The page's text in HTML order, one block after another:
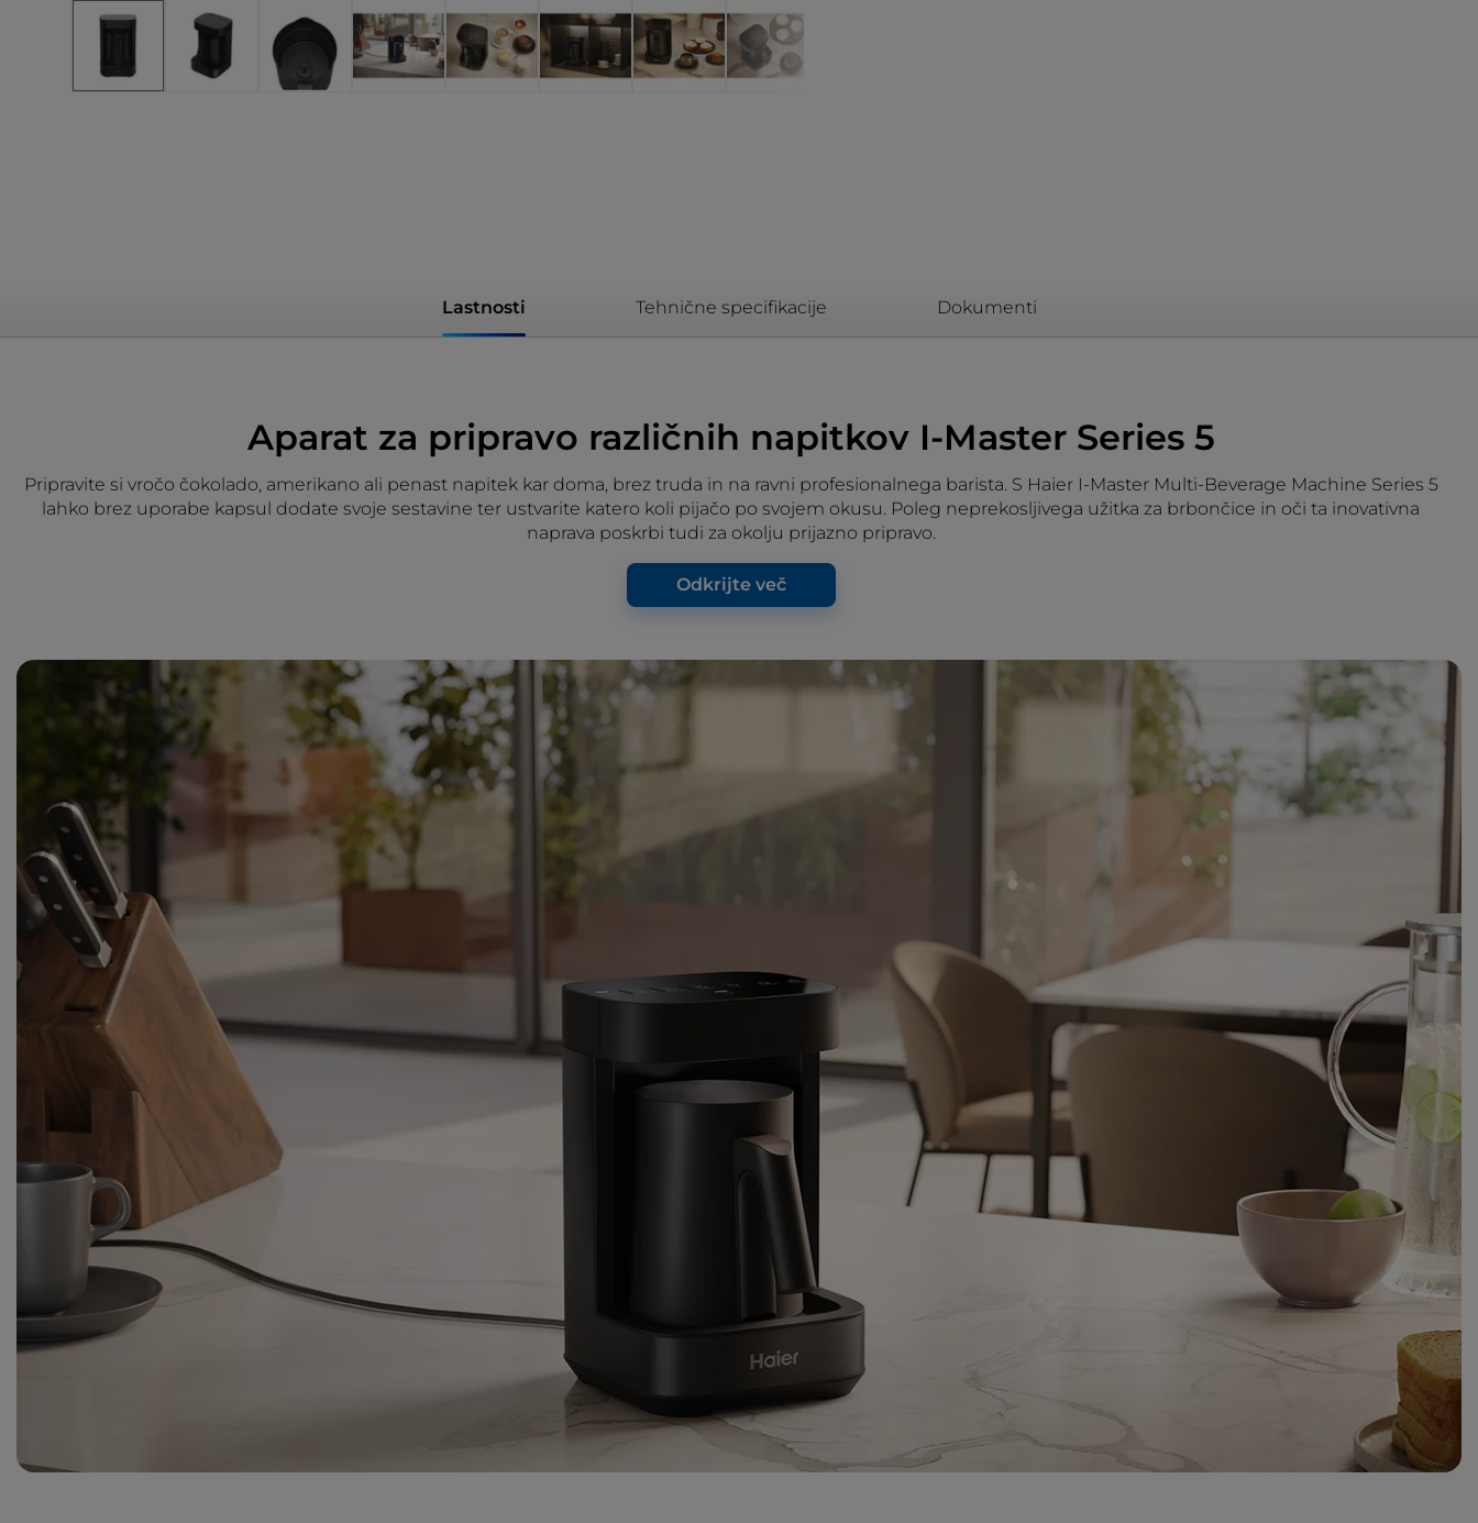
Lastnosti Tehnične specifikacije Dokumenti
Aparat za pripravo različnih napitkov I-Master Series 5
Pripravite si vročo čokolado, amerikano ali penast napitek kar doma, brez truda in na ravni profesionalnega barista. S Haier I-Master Multi-Beverage Machine Series 5
lahko brez uporabe kapsul dodate svoje sestavine ter ustvarite katero koli pijačo po svojem okusu. Poleg neprekosljivega užitka za brbončice in oči ta inovativna
naprava poskrbi tudi za okolju prijazno pripravo.
Odkrijte več